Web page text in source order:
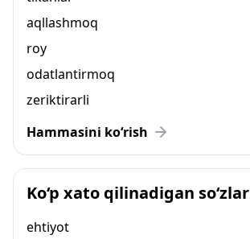
aqllashmoq
roy
odatlantirmoq
zeriktirarli
Hammasini ko‘rish
Ko‘p xato qilinadigan so‘zlar
ehtiyot